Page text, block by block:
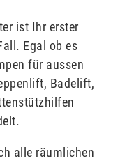
ist Ihr erster
Egal ob es
für aussen
Badelift,
alle räumlichen